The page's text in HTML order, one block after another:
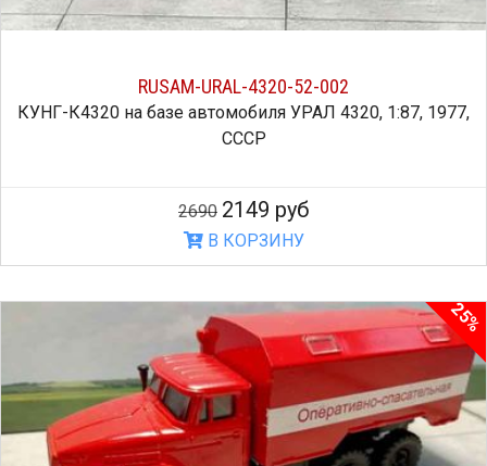
RUSAM-URAL-4320-52-002
КУНГ-К4320 на базе автомобиля УРАЛ 4320, 1:87, 1977,
СССР
2690 2149 руб
В КОРЗИНУ
25%